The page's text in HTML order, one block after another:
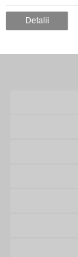
Detalii